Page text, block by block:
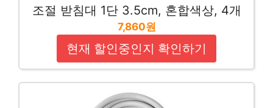
조절 받침대 1단 3.5cm, 혼합색상, 4개
7,860원
현재 할인중인지 확인하기